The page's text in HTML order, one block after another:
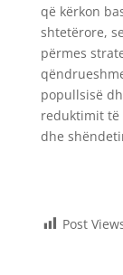
që kërkon
shtetërore,
përmes
popullsisë
reduktimit të
dhe
Post